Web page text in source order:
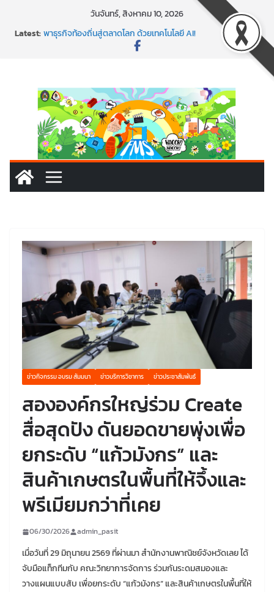
วันจันทร์, สิงหาคม 10, 2026
Latest:พาธุรกิจท้องถิ่นสู่ตลาดโลก ด้วยเทคโนโลยี AI!
SMEs ยุคนี้ ถ้าไม่ใช้ AI ถือว่าพลาดมาก!
พร้อมลุยแล้ว! ปักหมุดโรดแมป AI อัปสกิลธุรกิจให้พุ่งทะยาน
ข่าวกิจกรรม อบรม สัมมนา ข่าวบริการวิชาการ ข่าวประชาสัมพันธ์
สององค์กรใหญ่ร่วม Create
สื่อสุดปัง ดันยอดขายพุ่งเพื่อ
ยกระดับ “แก้วมังกร” และ
สินค้าเกษตรในพื้นที่ให้จึ้งและ
พรีเมียมกว่าที่เคย
06/30/2026 admin_pasit
เมื่อวันที่ 29 มิถุนายน 2569 ที่ผ่านมา สำนักงานพาณิชย์จังหวัดเลย ได้
จับมือแท็กทีมกับ คณะวิทยาการจัดการ ร่วมกันระดมสมองและ
วางแผนแบบสับ เพื่อยกระดับ “แก้วมังกร” และสินค้าเกษตรในพื้นที่ให้